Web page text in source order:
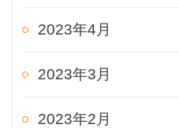
2023年4月
2023年3月
2023年2月